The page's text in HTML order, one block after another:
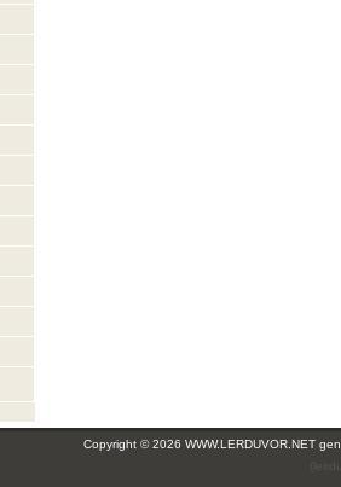
Copyright © 2026 WWW.LERDUVOR.NET